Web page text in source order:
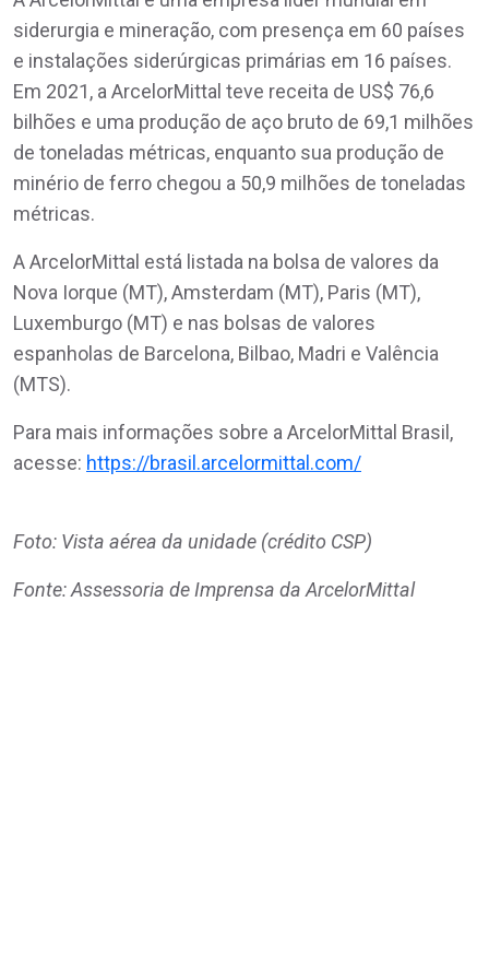
siderurgia e mineração, com presença em 60 países
e instalações siderúrgicas primárias em 16 países.
Em 2021, a ArcelorMittal teve receita de US$ 76,6
bilhões e uma produção de aço bruto de 69,1 milhões
de toneladas métricas, enquanto sua produção de
minério de ferro chegou a 50,9 milhões de toneladas
métricas.
A ArcelorMittal está listada na bolsa de valores da
Nova Iorque (MT), Amsterdam (MT), Paris (MT),
Luxemburgo (MT) e nas bolsas de valores
espanholas de Barcelona, Bilbao, Madri e Valência
(MTS).
Para mais informações sobre a ArcelorMittal Brasil,
acesse: https://brasil.arcelormittal.com/
Foto: Vista aérea da unidade (crédito CSP)
Fonte: Assessoria de Imprensa da ArcelorMittal